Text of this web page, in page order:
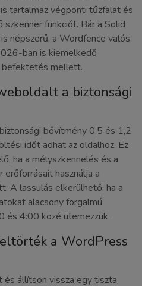
tartalmaz végponti tűzfalat és
funkciót. Bár a Solid
népszerű, a Wordfence valós
ban is kiemelkedő
mellett.
a biztonsági
bővítmény 0,5 és 1,2
időt adhat az oldalhoz. Ez
ha a mélyszkennelés és a
használja a
A lassulás elkerülhető, ha a
alacsony forgalmú
és 4:00 közé ütemezzük.
a WordPress
állítson vissza egy tiszta